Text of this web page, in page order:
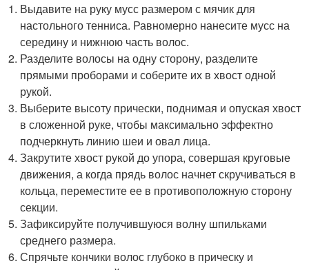
Выдавите на руку мусс размером с мячик для
настольного тенниса. Равномерно нанесите мусс на
середину и нижнюю часть волос.
Разделите волосы на одну сторону, разделите
прямыми проборами и соберите их в хвост одной
рукой.
Выберите высоту прически, поднимая и опуская хвост
в сложенной руке, чтобы максимально эффектно
подчеркнуть линию шеи и овал лица.
Закрутите хвост рукой до упора, совершая круговые
движения, а когда прядь волос начнет скручиваться в
кольца, переместите ее в противоположную сторону
секции.
Зафиксируйте получившуюся волну шпильками
среднего размера.
Спрячьте кончики волос глубоко в прическу и